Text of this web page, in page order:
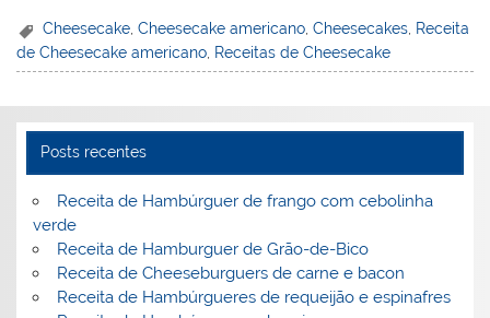
er
e
st
k
e
n
c
e
o
o
k
itt
er
ai
l
h
o
M
ai
l
t
ar
e
Cheesecake ,Cheesecake americano ,Cheesecakes Receita
de Cheesecake americano Receitas de Cheesecake
Posts recentes
Receita de Hambúrguer de frango com cebolinha
verde
Receita de Hamburguer de Grão-de-Bico
Receita de Cheeseburguers de carne e bacon
Receita de Hambúrgueres de requeijão e espinafres